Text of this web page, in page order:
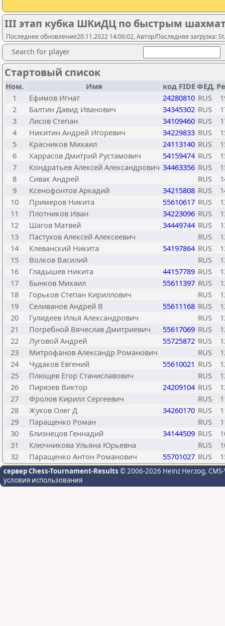
III этап кубка ШКиДЦ по быстрым
Последнее обновление20.11.2022 14:06:02, Автор/Последняя загрузка:
Search for player
Стартовый список
Ном. Имя код FIDEФЕД.
1
Ефимов Игнат 24280810 RUS
2
Балтин Давид Иванович 34345302 RUS
3
Лисов Степан 34109460 RUS
4
Никитин Андрей Игоревич 34229833 RUS
5
Красников Михаил 24113140 RUS
6
Харрасов Дмитрий Рустамович 54159474 RUS
7
Кондратьев Алексей Александрович 34463356 RUS
8
Сивак Андрей RUS
9
Ксенофонтов Аркадий 34215808 RUS
10
Примеров Никита 55610617 RUS
11
Плотников Иван 34223096 RUS
12
Шагов Матвей 34449744 RUS
13
Пастухов Алексей Алексеевич RUS
14
Клеванский Никита 54197864 RUS
15
Волков Василий RUS
16
Гладышев Никита 44157789 RUS
17
Бынков Михаил 55611397 RUS
18
Горьков Степан Кириллович RUS
19
Селиванов Андрей В 55611168 RUS
20
Гулидеев Илья Александрович RUS
21
Погребной Вячеслав Дмитриевич 55617069 RUS
22
Луговой Андрей 55725872 RUS
23
Митрофанов Александр Романович RUS
24
Чудаков Евгений 55610021 RUS
25
Плющев Егор Станиславович RUS
26
Пирязев Виктор 24209104 RUS
27
Фролов Кирилл Сергеевич RUS
28
Жуков Олег Д 34260170 RUS
29
Паращенко Роман RUS
30
Близнецов Геннадий 34144509 RUS
31
Ключникова Ульяна Юрьевна RUS
32
Паращенко Антон Романович 55701027 RUS
сервер Chess-Tournament-Results © 2006-2026 Heinz Herzog,
условия использования